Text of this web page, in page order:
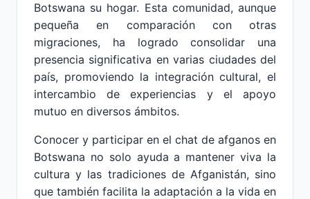
Botswana su hogar. Esta comunidad, aunque
pequeña en comparación con otras
migraciones, ha logrado consolidar una
presencia significativa en varias ciudades del
país, promoviendo la integración cultural, el
intercambio de experiencias y el apoyo
mutuo en diversos ámbitos.
Conocer y participar en el chat de afganos en
Botswana no solo ayuda a mantener viva la
cultura y las tradiciones de Afganistán, sino
que también facilita la adaptación a la vida en